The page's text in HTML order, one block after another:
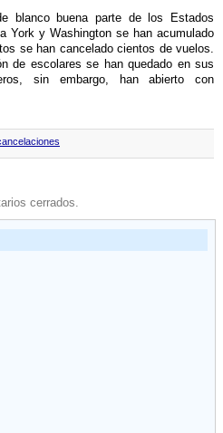
blanco buena parte de los Estados
York y Washington se han acumulado
se han cancelado cientos de vuelos.
de escolares se han quedado en sus
sin embargo, han abierto con
cerrados.